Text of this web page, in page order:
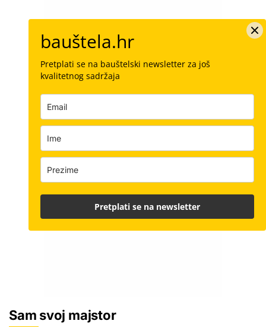
Sam svoj majstor
bauštela.hr
Pretplati se na bauštelski newsletter za još
kvalitetnog sadržaja
Pretplati se na newsletter